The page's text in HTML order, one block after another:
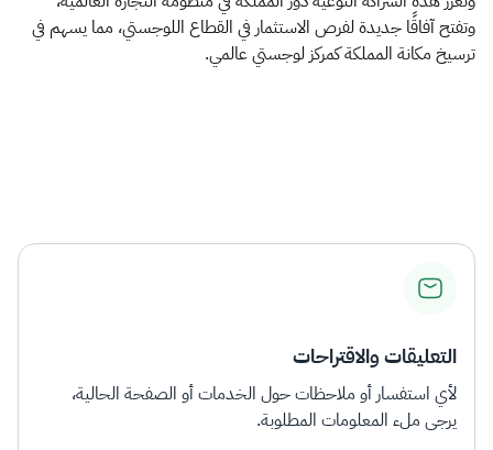
وتفتح آفاقًا جديدة لفرص الاستثمار في القطاع اللوجستي، مما يسهم في
ترسيخ مكانة المملكة كمركز لوجستي عالمي.
التعليقات والاقتراحات
لأي استفسار أو ملاحظات حول الخدمات أو الصفحة الحالية،
يرجى ملء المعلومات المطلوبة.